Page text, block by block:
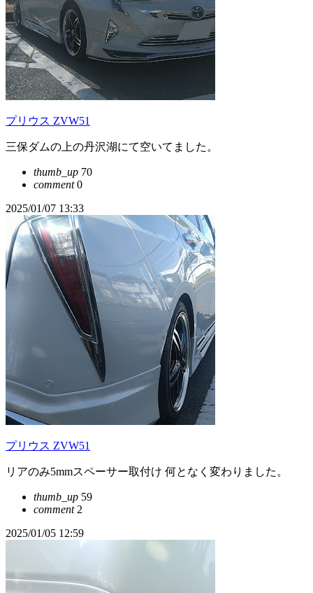
プリウス ZVW51
三保ダムの上の丹沢湖にて空いてました。
thumb_up 70
comment0
2025/01/07 13:33
プリウス ZVW51
リアのみ5mmスペーサー取付け 何となく変わりました。
thumb_up 59
comment2
2025/01/05 12:59